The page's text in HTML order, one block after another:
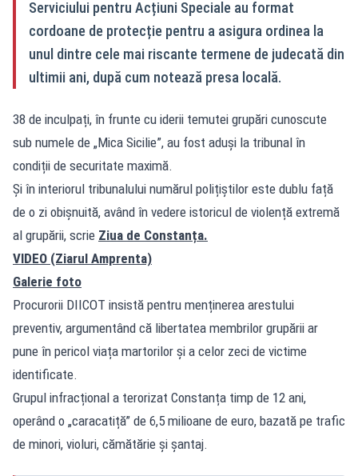
Serviciului pentru Acțiuni Speciale au format
cordoane de protecție pentru a asigura ordinea la
unul dintre cele mai riscante termene de judecată din
ultimii ani, după cum notează presa locală.
38 de inculpați, în frunte cu iderii temutei grupări cunoscute
sub numele de „Mica Sicilie”, au fost aduși la tribunal în
condiții de securitate maximă.
Și în interiorul tribunalului numărul polițiștilor este dublu față
de o zi obișnuită, având în vedere istoricul de violență extremă
al grupării, scrie Ziua de Constanța.
VIDEO (Ziarul Amprenta)
Galerie foto
Procurorii DIICOT insistă pentru menținerea arestului
preventiv, argumentând că libertatea membrilor grupării ar
pune în pericol viața martorilor și a celor zeci de victime
identificate.
Grupul infracțional a terorizat Constanța timp de 12 ani,
operând o „caracatiță” de 6,5 milioane de euro, bazată pe trafic
de minori, violuri, cămătărie și șantaj.